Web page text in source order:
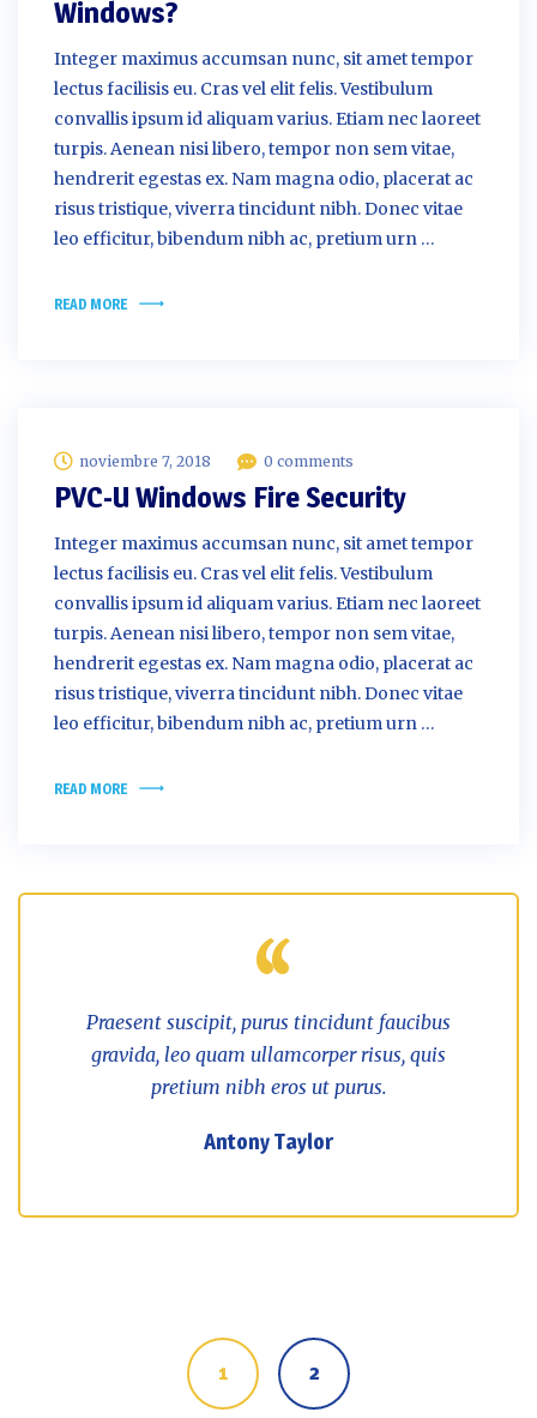
Windows?
Integer maximus accumsan nunc, sit amet tempor
lectus facilisis eu. Cras vel elit felis. Vestibulum
convallis ipsum id aliquam varius. Etiam nec laoreet
turpis. Aenean nisi libero, tempor non sem vitae,
hendrerit egestas ex. Nam magna odio, placerat ac
risus tristique, viverra tincidunt nibh. Donec vitae
leo efficitur, bibendum nibh ac, pretium urn …
READ MORE
noviembre 7, 2018 0 comments
PVC-U Windows Fire Security
Integer maximus accumsan nunc, sit amet tempor
lectus facilisis eu. Cras vel elit felis. Vestibulum
convallis ipsum id aliquam varius. Etiam nec laoreet
turpis. Aenean nisi libero, tempor non sem vitae,
hendrerit egestas ex. Nam magna odio, placerat ac
risus tristique, viverra tincidunt nibh. Donec vitae
leo efficitur, bibendum nibh ac, pretium urn …
READ MORE
Praesent suscipit, purus tincidunt faucibus
gravida, leo quam ullamcorper risus, quis
pretium nibh eros ut purus.
Antony Taylor
1 2